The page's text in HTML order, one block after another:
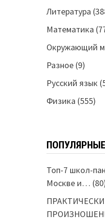
Литература
Математика
Окружающий
Разное(9)
Русский язык
Физика (555)
Топ-7 школ-
Москве и…